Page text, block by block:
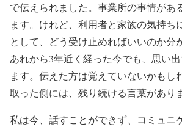
で伝えられました。事業所の事情があ
ます。けれど、利用者と家族の気持ち
として、どう受け止めればいいのか分
あれから3年近く経った今でも、思い
ます。伝えた方は覚えていないかもし
取った側には、残り続ける言葉があり
私は今、話すことができず、コミュニ